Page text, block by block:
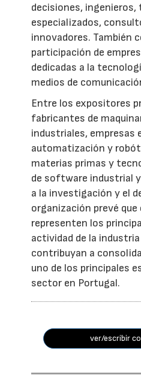
decisiones, ingenieros,
especializados,
innovadores. También
participación de
dedicadas a la
medios de
Entre los expositores
fabricantes de
industriales, empresas
automatización y
materias primas y
de software industrial
a la investigación y el
organización prevé
representen los
actividad de la
contribuyan a
uno de los principales
sector en Portugal.
ver/escribir